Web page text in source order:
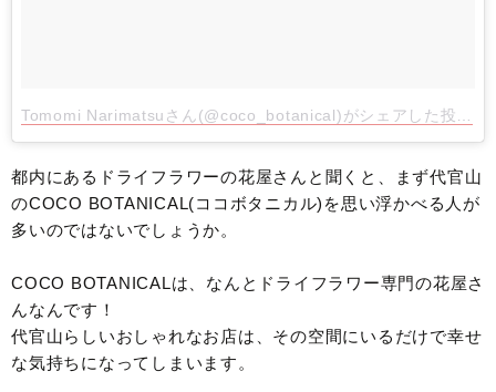
都内にあるドライフラワーの花屋さんと聞くと、まず代官山
のCOCO BOTANICAL(ココボタニカル)を思い浮かべる人が
多いのではないでしょうか。
COCO BOTANICALは、なんとドライフラワー専門の花屋さ
んなんです！
代官山らしいおしゃれなお店は、その空間にいるだけで幸せ
な気持ちになってしまいます。